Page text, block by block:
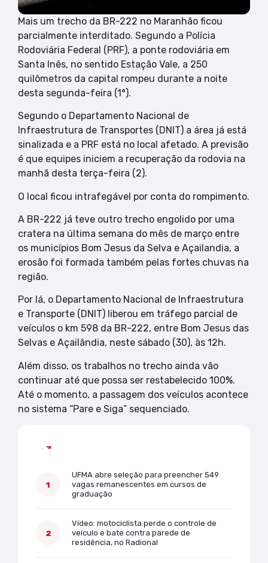
Mais um trecho da BR-222 no Maranhão ficou
parcialmente interditado. Segundo a Polícia
Rodoviária Federal (PRF), a ponte rodoviária em
Santa Inês, no sentido Estação Vale, a 250
quilômetros da capital rompeu durante a noite
desta segunda-feira (1°).
Segundo o Departamento Nacional de
Infraestrutura de Transportes (DNIT) a área já está
sinalizada e a PRF está no local afetado. A previsão
é que equipes iniciem a recuperação da rodovia na
manhã desta terça-feira (2).
O local ficou intrafegável por conta do rompimento.
A BR-222 já teve outro trecho engolido por uma
cratera na última semana do mês de março entre
os municípios Bom Jesus da Selva e Açailandia, a
erosão foi formada também pelas fortes chuvas na
região.
Por lá, o Departamento Nacional de Infraestrutura
e Transporte (DNIT) liberou em tráfego parcial de
veículos o km 598 da BR-222, entre Bom Jesus das
Selvas e Açailândia, neste sábado (30), às 12h.
Além disso, os trabalhos no trecho ainda vão
continuar até que possa ser restabelecido 100%.
Até o momento, a passagem dos veículos acontece
no sistema “Pare e Siga” sequenciado.
UFMA abre seleção para preencher 549
vagas remanescentes em cursos de
graduação
Vídeo: motociclista perde o controle de
veículo e bate contra parede de
residência, no Radional